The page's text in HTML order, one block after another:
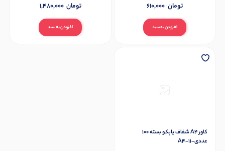
افزودن به سبد
610,000 تومان
افزودن به سبد
1,480,000 تومان
کاور A4 شفاف پاپکو بسته 100
عددی-11-A4